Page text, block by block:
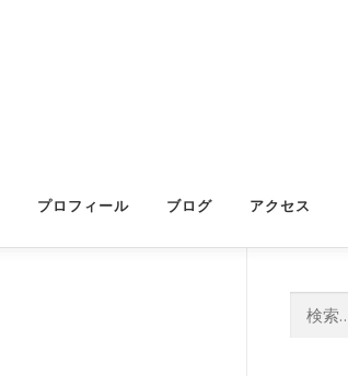
プロフィール ブログ アクセス